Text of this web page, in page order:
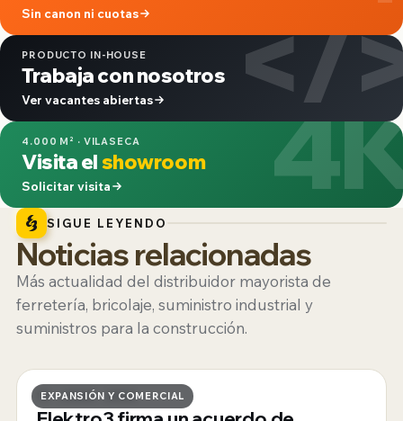
Sin canon ni cuotas </
PRODUCTO IN-HOUSE
Trabaja con nosotros
Ver vacantes abiertas
4.000 M² · VILASECA
Visita elshowroom
Solicitar visita
SIGUE LEYENDO
Noticias relacionadas
Más actualidad del distribuidor mayorista de
ferretería, bricolaje, suministro industrial y
suministros para la construcción.
EXPANSIÓN Y COMERCIAL
19 · JUNIO · 2026